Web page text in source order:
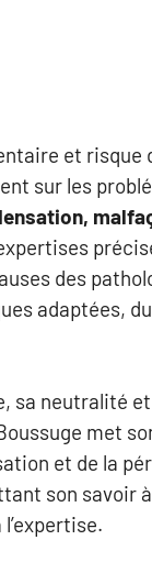
et risque
sur les
des
adaptées,
sa neutralité
met
et de la
son savoir